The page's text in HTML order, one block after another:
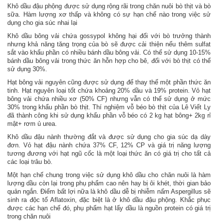
Khô dầu đậu phộng được sử dụng rộng rãi trong chăn nuôi bò thịt và bò
sữa. Hàm lượng xơ thấp và không có sự hạn chế nào trong việc sử
dụng cho gia súc nhai lại
Khô dầu bông vải chứa gossypol không hại đối với bò trưởng thành
nhưng khả năng tăng trọng của bò sẽ được cải thiện nếu thêm sulfat
sắt vào khẩu phần có nhiều bánh dầu bông vải. Có thể sử dụng 10-15%
bánh dầu bông vải trong thức ăn hỗn hợp cho bê, đối với bò thịt có thể
sử dụng 30%.
Hạt bông vải nguyên cũng được sử dụng để thay thế một phần thức ăn
tinh. Hạt nguyên loại tốt chứa khoảng 20% dầu và 19% protein. Vỏ hạt
bông vải chứa nhiều xơ (50% CF) nhưng vẫn có thể sử dụng ở mức
30% trong khẩu phần bò thịt. Thí nghiệm vỗ béo bò thịt của Lê Viết Ly
đã thành công khi sử dụng khẩu phần vỗ béo có 2 kg hạt bông+ 2kg rỉ
mật+ rơm ủ urea.
Khô dầu đậu nành thường đắt và được sử dụng cho gia súc dạ dày
đơn. Vỏ hạt đậu nành chứa 37% CF, 12% CP và giá trị năng lượng
tương đương với hạt ngũ cốc là một loại thức ăn có giá trị cho tất cả
các loại trâu bò.
Một hạn chế chung trong việc sử dụng khô dầu cho chăn nuôi là hàm
lượng dầu còn lại trong phụ phẩm cao nên hay bị ôi khét, thời gian bảo
quản ngắn. Điểm bất lợi nữa là khô dầu dễ bị nhiễm nấm Aspergillus sẽ
sinh ra độc tố Aflatoxin, đặc biệt là ở khô dầu đậu phộng. Khắc phục
được các hạn chế đó, phụ phẩm hạt lấy dầu là nguồn protein có giá trị
trong chăn nuôi